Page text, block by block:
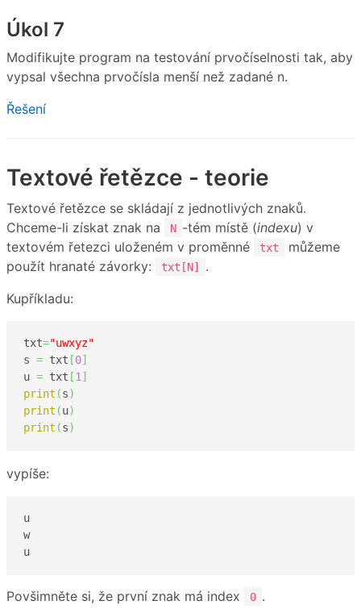
Úkol 7
Modifikujte program na testování prvočíselnosti tak, aby
vypsal všechna prvočísla menší než zadané n.
Řešení
Textové řetězce - teorie
Textové řetězce se skládají z jednotlivých znaků.
Chceme-li získat znak na
N -tém místě (indexu) v
textovém řetezci uloženém v proměnné
txt
můžeme
použít hranaté závorky:
txt[N]
.
Kupříkladu:
txt="uwxyz"
s = txt [0]
u = txt [1 ]
print (s)
print (u)
print (s)
vypíše:
u
w
u
Povšimněte si, že první znak má index 0 .